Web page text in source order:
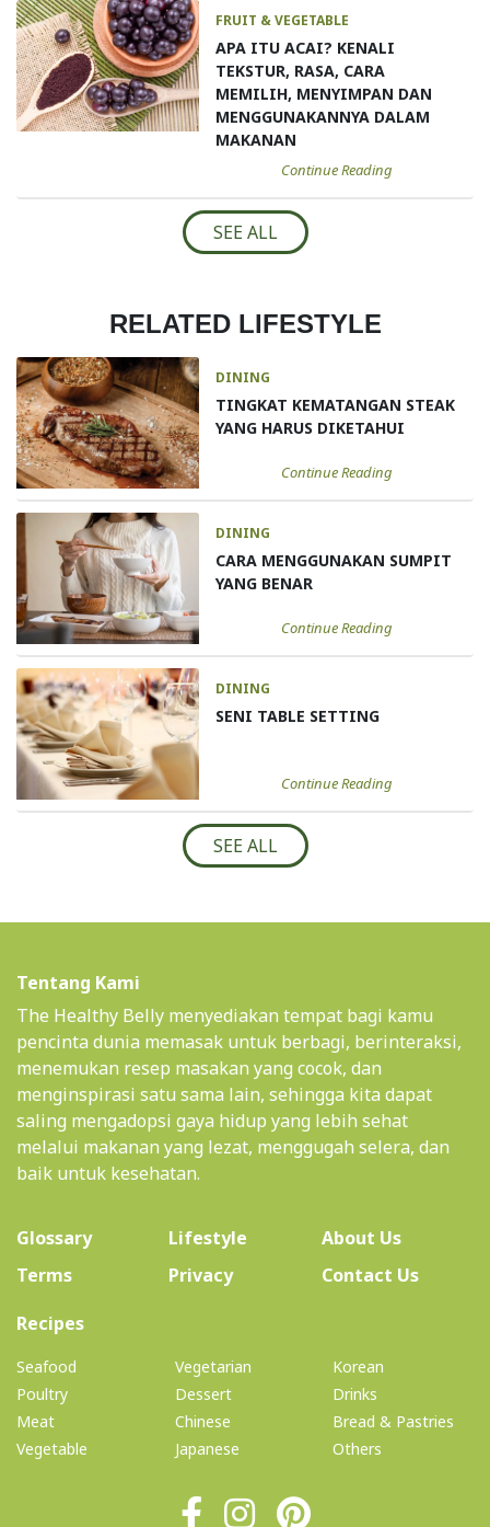
FRUIT & VEGETABLE
APA ITU ACAI? KENALI
TEKSTUR, RASA, CARA
MEMILIH, MENYIMPAN DAN
MENGGUNAKANNYA DALAM
MAKANAN
Continue Reading
SEE ALL
RELATED LIFESTYLE
DINING
TINGKAT KEMATANGAN STEAK
YANG HARUS DIKETAHUI
Continue Reading
DINING
CARA MENGGUNAKAN SUMPIT
YANG BENAR
Continue Reading
DINING
SENI TABLE SETTING
Continue Reading
SEE ALL
Tentang Kami
The Healthy Belly menyediakan tempat bagi kamu
pencinta dunia memasak untuk berbagi, berinteraksi,
menemukan resep masakan yang cocok, dan
menginspirasi satu sama lain, sehingga kita dapat
saling mengadopsi gaya hidup yang lebih sehat
melalui makanan yang lezat, menggugah selera, dan
baik untuk kesehatan.
Glossary Lifestyle About Us(current)
Terms
Privacy
Contact Us
Recipes(current)
Seafood
Poultry
Meat
Vegetable
Vegetarian
Dessert
Chinese
Japanese
Korean
Drinks
Bread & Pastries
Others